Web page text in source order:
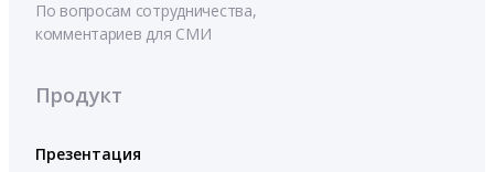
По вопросам сотрудничества,
комментариев для СМИ
Продукт
Презентация